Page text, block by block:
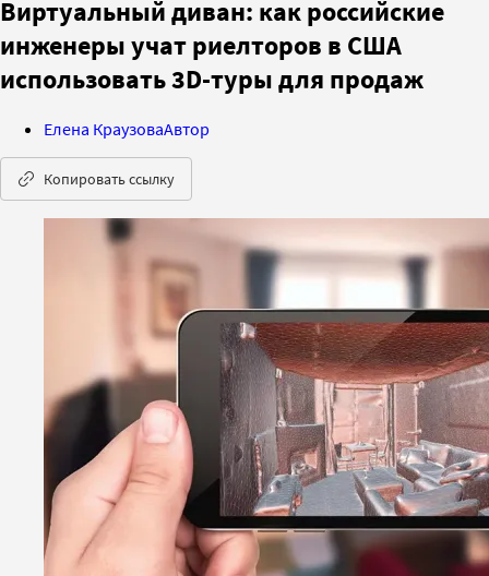
Виртуальный диван: как российские
инженеры учат риелторов в США
использовать 3D-туры для продаж
Елена КраузоваАвтор
Копировать ссылку